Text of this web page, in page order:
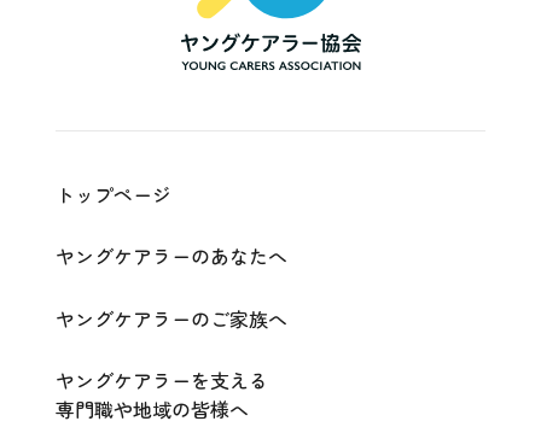
ア
ラ
ー
Young
トップページ
ヤングケアラーのあなたへ
ヤングケアラーのご家族へ
ヤングケアラーを支える
専門職や地域の皆様へ